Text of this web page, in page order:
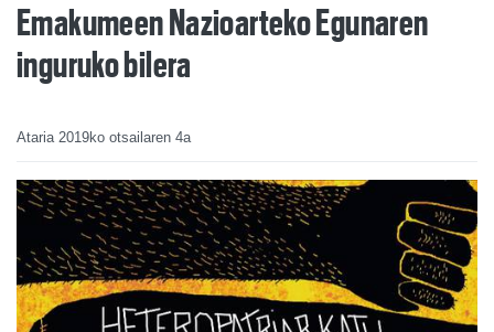
Emakumeen Nazioarteko Egunaren
inguruko bilera
Ataria 2019ko otsailaren 4a